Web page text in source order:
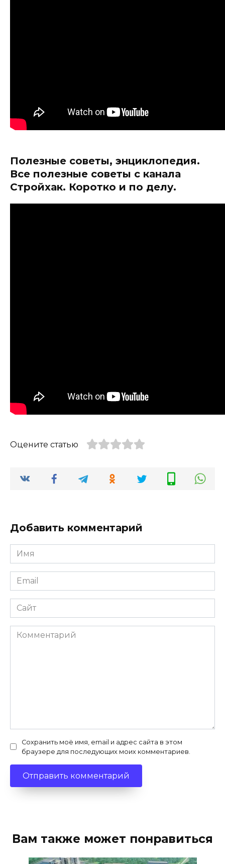
Полезные советы, энциклопедия.
Все полезные советы с канала
Стройхак. Коротко и по делу.
Оцените статью
Добавить комментарий
Имя
*
Email
*
Сайт
Комментарий
Сохранить моё имя, email и адрес сайта в этом
браузере для последующих моих комментариев.
Вам также может понравиться